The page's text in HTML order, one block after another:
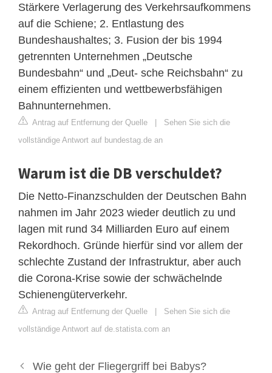
Stärkere Verlagerung des Verkehrsaufkommens
auf die Schiene; 2. Entlastung des
Bundeshaushaltes; 3. Fusion der bis 1994
getrennten Unternehmen „Deutsche
Bundesbahn“ und „Deut- sche Reichsbahn“ zu
einem effizienten und wettbewerbsfähigen
Bahnunternehmen.
Antrag auf Entfernung der Quelle | Sehen Sie sich die
vollständige Antwort auf bundestag.de an
Warum ist die DB verschuldet?
Die Netto-Finanzschulden der Deutschen Bahn
nahmen im Jahr 2023 wieder deutlich zu und
lagen mit rund 34 Milliarden Euro auf einem
Rekordhoch. Gründe hierfür sind vor allem der
schlechte Zustand der Infrastruktur, aber auch
die Corona-Krise sowie der schwächelnde
Schienengüterverkehr.
Antrag auf Entfernung der Quelle | Sehen Sie sich die
vollständige Antwort auf de.statista.com an
Wie geht der Fliegergriff bei Babys?